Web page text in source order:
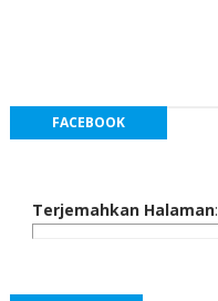
FACEBOOK
Terjemahkan Halaman: